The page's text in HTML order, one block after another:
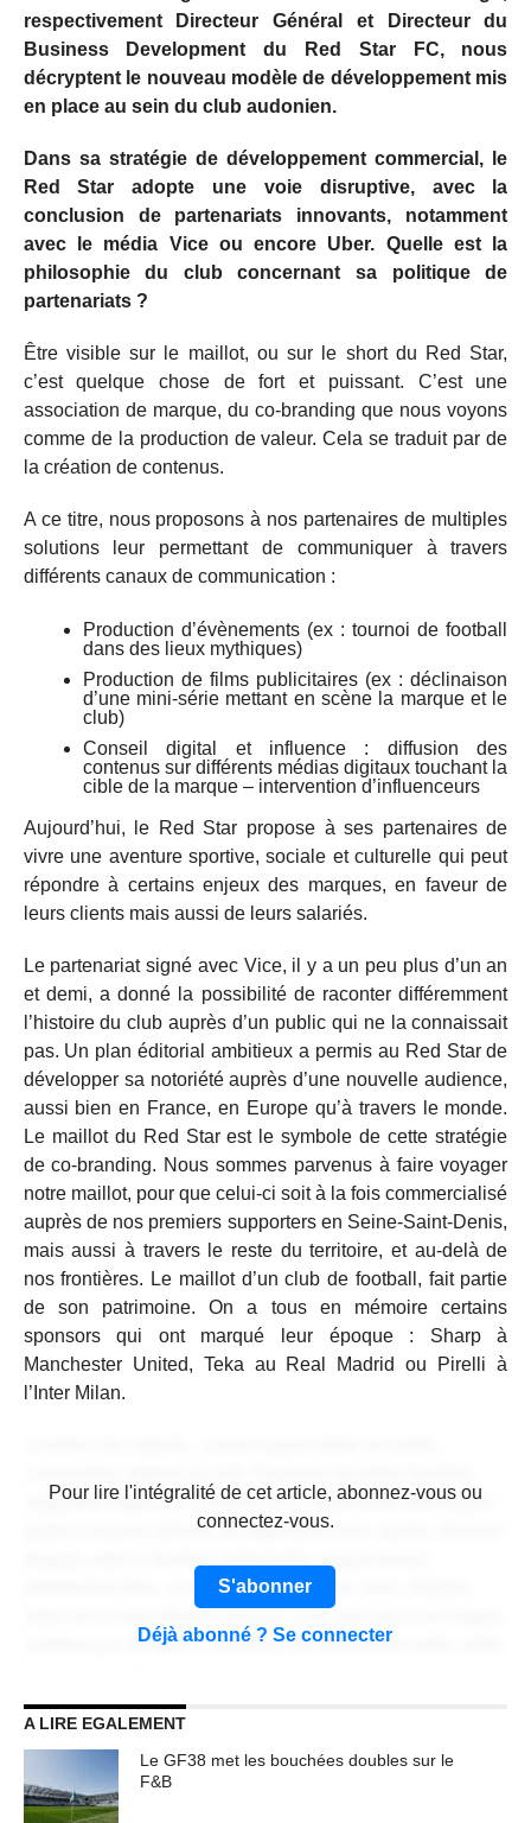
respectivement Directeur Général et Directeur du
Business Development du Red Star FC, nous
décryptent le nouveau modèle de développement mis
en place au sein du club audonien.
Dans sa stratégie de développement commercial, le
Red Star adopte une voie disruptive, avec la
conclusion de partenariats innovants, notamment
avec le média Vice ou encore Uber. Quelle est la
philosophie du club concernant sa politique de
partenariats ?
Être visible sur le maillot, ou sur le short du Red Star,
c’est quelque chose de fort et puissant. C’est une
association de marque, du co-branding que nous voyons
comme de la production de valeur. Cela se traduit par de
la création de contenus.
A ce titre, nous proposons à nos partenaires de multiples
solutions leur permettant de communiquer à travers
différents canaux de communication :
Production d’évènements (ex : tournoi de football
dans des lieux mythiques)
Production de films publicitaires (ex : déclinaison
d’une mini-série mettant en scène la marque et le
club)
Conseil digital et influence : diffusion des
contenus sur différents médias digitaux touchant la
cible de la marque – intervention d’influenceurs
Aujourd’hui, le Red Star propose à ses partenaires de
vivre une aventure sportive, sociale et culturelle qui peut
répondre à certains enjeux des marques, en faveur de
leurs clients mais aussi de leurs salariés.
Le partenariat signé avec Vice, il y a un peu plus d’un an
et demi, a donné la possibilité de raconter différemment
l’histoire du club auprès d’un public qui ne la connaissait
pas. Un plan éditorial ambitieux a permis au Red Star de
développer sa notoriété auprès d’une nouvelle audience,
aussi bien en France, en Europe qu’à travers le monde.
Le maillot du Red Star est le symbole de cette stratégie
de co-branding. Nous sommes parvenus à faire voyager
notre maillot, pour que celui-ci soit à la fois commercialisé
auprès de nos premiers supporters en Seine-Saint-Denis,
mais aussi à travers le reste du territoire, et au-delà de
nos frontières. Le maillot d’un club de football, fait partie
de son patrimoine. On a tous en mémoire certains
sponsors qui ont marqué leur époque : Sharp à
Manchester United, Teka au Real Madrid ou Pirelli à
l’Inter Milan.
vulputate magna at, pulvinar arcu. Maecenas sollicitudin
turpis a mauris ultrices, ac dignissim nunc auctor. Aenean
elementum felis, ut lacinia nulla urna ac urna. Nullam
scelerisque sodales. Curabitur non fermentum odio, vitae
Lorem ipsum dolor sit amet, consectetur adipiscing elit.
Praesent vel tortor facilisis, vulputate magna at, pulvinar
arcu. Maecenas sollicitudin turpis a mauris ultrices, ac
dignissim nunc auctor. Aenean feugiat, odio in facilisis
CONTENU RÉSERVÉ AUX
ABONNÉS
Pour lire l'intégralité de cet article, abonnez-vous ou
connectez-vous.
S'abonner
Déjà abonné ? Se connecter
A LIRE EGALEMENT
Le GF38 met les bouchées doubles sur le
F&B